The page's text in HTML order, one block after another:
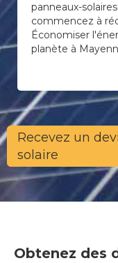
panneaux-
commencez à
Économiser
planète à
Recevez un
solaire
Obtenez des